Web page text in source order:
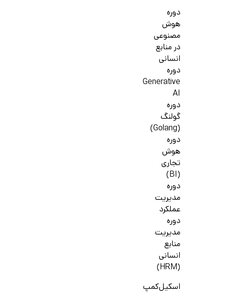
دوره
هوش
مصنوعی
در منابع
انسانی
دوره
Generative
AI
دوره
گولنگ
(Golang)
دوره
هوش
تجاری
(BI)
دوره
مدیریت
عملکرد
دوره
مدیریت
منابع
انسانی
(HRM)
اسکیل‌کمپ